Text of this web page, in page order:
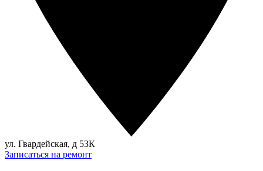
ул. Гвардейская, д 53К
Записаться на ремонт